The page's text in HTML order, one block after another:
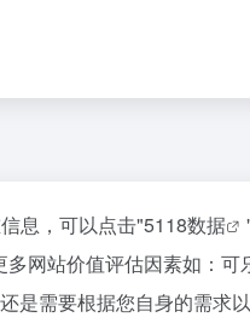
息，可以点击"5118数据
网站价值评估因素如：
是需要根据您自身的需求